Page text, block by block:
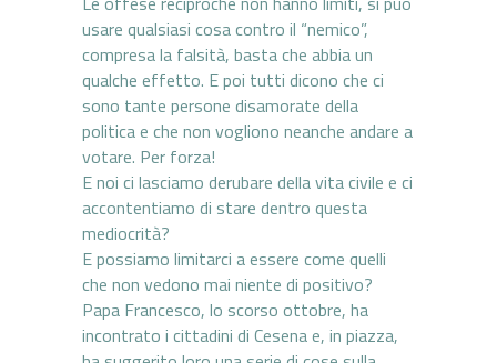
usare qualsiasi cosa contro il “nemico”,
compresa la falsità, basta che abbia un
qualche effetto. E poi tutti dicono che ci
sono tante persone disamorate della
politica e che non vogliono neanche andare a
votare. Per forza!
E noi ci lasciamo derubare della vita civile e ci
accontentiamo di stare dentro questa
mediocrità?
E possiamo limitarci a essere come quelli
che non vedono mai niente di positivo?
Papa Francesco, lo scorso ottobre, ha
incontrato i cittadini di Cesena e, in piazza,